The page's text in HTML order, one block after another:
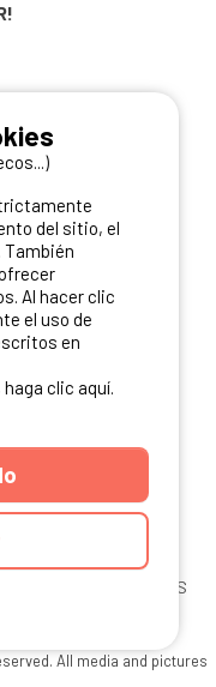
COOKIES
All media and pictures
del sitio, el
Al hacer clic
el uso de
en
clic aquí.